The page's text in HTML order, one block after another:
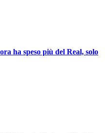
ha speso più del Real, solo